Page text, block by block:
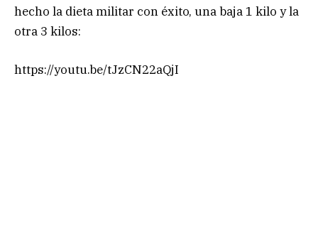
hecho la dieta militar con éxito, una baja 1 kilo y la
otra 3 kilos:
https://youtu.be/tJzCN22aQjI